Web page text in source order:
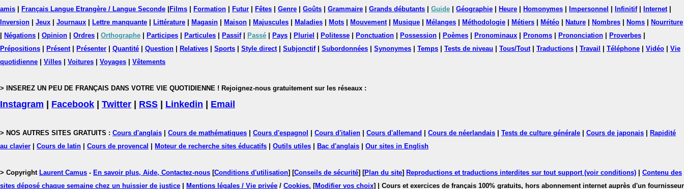
amis
Français Langue Etrangère / Langue Seconde Films Formation Futur Fêtes Genre Goûts Grammaire Grands débutants Guide Géographie Heure Homonymes Impersonnel Infinitif| Internet|
Inversion
Jeux Journaux Lettre manquante Littérature Magasin Maison Majuscules Maladies Mots Mouvement| Musique Mélanges Méthodologie Métiers Météo Nature Nombres Noms
Nourriture
Négations Opinion Ordres Orthographe Participes Particules Passif| Passé Pays Pluriel Politesse Ponctuation Possession Poèmes Pronominaux Pronoms Prononciation Proverbes
Prépositions
Présent| Présenter Quantité Question Relatives Sports Style direct| Subjonctif| Subordonnées Synonymes Temps Tests de niveau Tous/Tout| Traductions Travail Téléphone Vidéo
Vie
quotidienne
Villes Voitures Voyages Vêtements
> INSEREZ UN PEU DE FRANÇAIS DANS VOTRE VIE QUOTIDIENNE ! Rejoignez-nous gratuitement sur les réseaux :
Instagram Facebook Twitter RSS Linkedin Email
> NOS AUTRES SITES GRATUITS : Cours d'anglais Cours de mathématiques Cours d'espagnol Cours d'italien Cours d'allemand Cours de néerlandais Tests de culture générale Cours de japonais
Rapidité
au clavier
Cours de latin Cours de provencal Moteur de recherche sites éducatifs Outils utiles Bac d'anglais Our sites in English
> Copyright Laurent Camus - En savoir plus, Aide, Contactez-nous [Conditions d'utilisation] [Conseils de sécurité] [Plan du site] Reproductions et traductions interdites sur tout support (voir conditions)
Contenu des
sites déposé chaque semaine chez un huissier de justice
Mentions légales / Vie privée / Cookies. [Modifier vos choix] | Cours et exercices de français 100% gratuits, hors abonnement internet auprès d'un fournisseur